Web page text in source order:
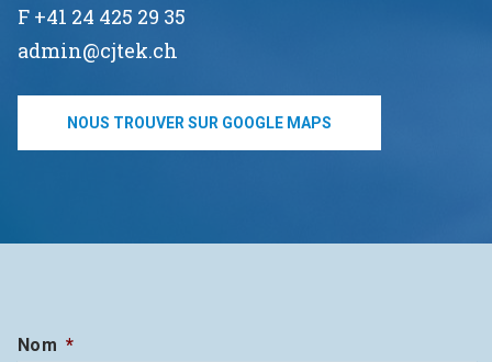
F +41 24 425 29 35
admin@cjtek.ch
NOUS TROUVER SUR GOOGLE MAPS
Nom *